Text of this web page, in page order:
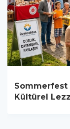
Sommerfest
Kültürel